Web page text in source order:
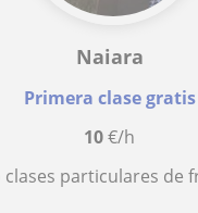
Naiara
Primera clase gratis
10€/h
de francés para niños tanto con nivel como